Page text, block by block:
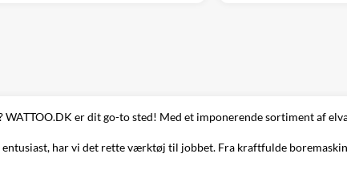
er dit go-to sted! Med et imponerende sortiment af
har vi det rette værktøj til jobbet. Fra kraftfulde